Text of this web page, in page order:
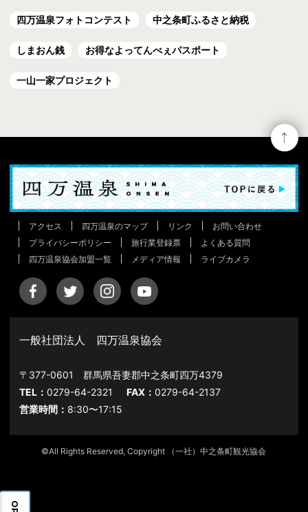
四万温泉フォトコンテスト 中之条町ふるさと納税
しまおん銭 お得なよってんべぇパスポート
一山一家プロジェクト
アクセス 四万温泉のマップ リンク
お問い合わせ
プライバシーポリシー
旅行業登録票
よくある質問
四万温泉協会加盟一覧
メディア情報 ライブカメラ
一般社団法人 四万温泉協会
〒377-0601 群馬県吾妻郡中之条町四万4379
TEL：0279-64-2321 FAX：0279-64-2137
営業時間： 8:30〜17:15
©All Rights Reserved, Copyright （一社）中之条町観光協会